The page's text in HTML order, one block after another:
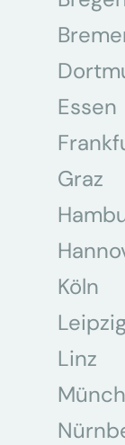
Essen
Graz
Köln
Linz